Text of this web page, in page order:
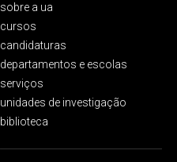
sobre a ua
cursos
candidaturas
departamentos e escolas
serviços
unidades de investigação
biblioteca